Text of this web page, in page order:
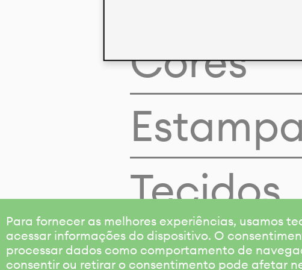
Para fornecer as melhores experiências, usamos
acessar informações do dispositivo. O
processar dados como comportamento de
consentir ou retirar o consentimento pode afetar
Cores
Tecidos